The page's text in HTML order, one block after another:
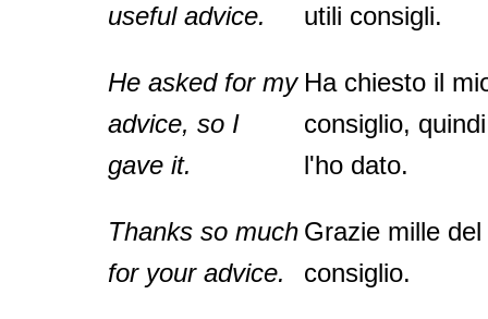
useful advice.
utili consigli.
He asked for my
advice, so I
gave it.
Ha chiesto il
consiglio, quindi
l'ho dato.
Thanks so much
for your advice.
Grazie mille del
consiglio.